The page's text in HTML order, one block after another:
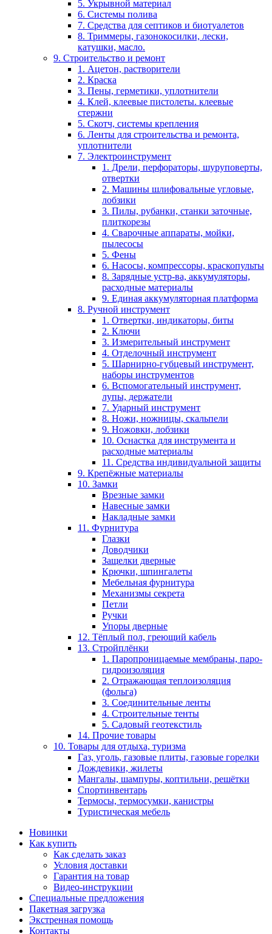
5. Укрывной материал
6. Системы полива
7. Средства для септиков и биотуалетов
8. Триммеры, газонокосилки, лески,
катушки, масло.
9. Строительство и ремонт
1. Ацетон, растворители
2. Краска
3. Пены, герметики, уплотнители
4. Клей, клеевые пистолеты. клеевые
стержни
5. Скотч, системы крепления
6. Ленты для строительства и ремонта,
уплотнители
7. Электроинструмент
1. Дрели, перфораторы, шуруповерты,
отвертки
2. Машины шлифовальные угловые,
лобзики
3. Пилы, рубанки, станки заточные,
плиткорезы
4. Сварочные аппараты, мойки,
пылесосы
5. Фены
6. Насосы, компрессоры, краскопульты
8. Зарядные устр-ва, аккумуляторы,
расходные материалы
9. Единая аккумуляторная платформа
8. Ручной инструмент
1. Отвертки, индикаторы, биты
2. Ключи
3. Измерительный инструмент
4. Отделочный инструмент
5. Шарнирно-губцевый инструмент,
наборы инструментов
6. Вспомогательный инструмент,
лупы, держатели
7. Ударный инструмент
8. Ножи, ножницы, скальпели
9. Ножовки, лобзики
10. Оснастка для инструмента и
расходные материалы
11. Средства индивидуальной защиты
9. Крепёжные материалы
10. Замки
Врезные замки
Навесные замки
Накладные замки
11. Фурнитура
Глазки
Доводчики
Защелки дверные
Крючки, шпингалеты
Мебельная фурнитура
Механизмы секрета
Петли
Ручки
Упоры дверные
12. Тёплый пол, греющий кабель
13. Стройплёнки
1. Паропроницаемые мембраны, паро-
гидроизоляция
2. Отражающая теплоизоляция
(фольга)
3. Соединительные ленты
4. Строительные тенты
5. Садовый геотекстиль
14. Прочие товары
10. Товары для отдыха, туризма
Газ, уголь, газовые плиты, газовые горелки
Дождевики, жилеты
Мангалы, шампуры, коптильни, решётки
Спортинвентарь
Термосы, термосумки, канистры
Туристическая мебель
Новинки
Как купить
Как сделать заказ
Условия доставки
Гарантия на товар
Видео-инструкции
Специальные предложения
Пакетная загрузка
Экстренная помощь
Контакты